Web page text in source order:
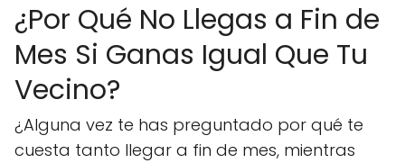
¿Por Qué No Llegas a Fin de
Mes Si Ganas Igual Que Tu
Vecino?
¿Alguna vez te has preguntado por qué te
cuesta tanto llegar a fin de mes, mientras